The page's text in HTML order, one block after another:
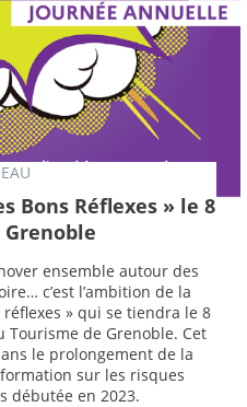
Bons Réflexes » le 8
ensemble autour des
c’est l’ambition de la
» qui se tiendra le 8
Tourisme de Grenoble. Cet
le prolongement de la
sur les risques
débutée en 2023.